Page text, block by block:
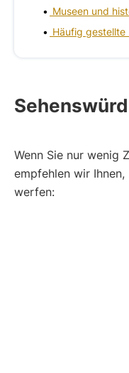
Museen und
Häufig gestellte
Wenn Sie nur wenig
empfehlen wir
werfen: